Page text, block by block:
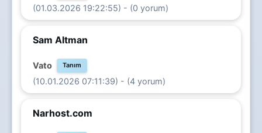
(01.03.2026 19:22:55) - (0 yorum)
Sam Altman
Vato Tanım
(10.01.2026 07:11:39) - (4 yorum)
Narhost.com